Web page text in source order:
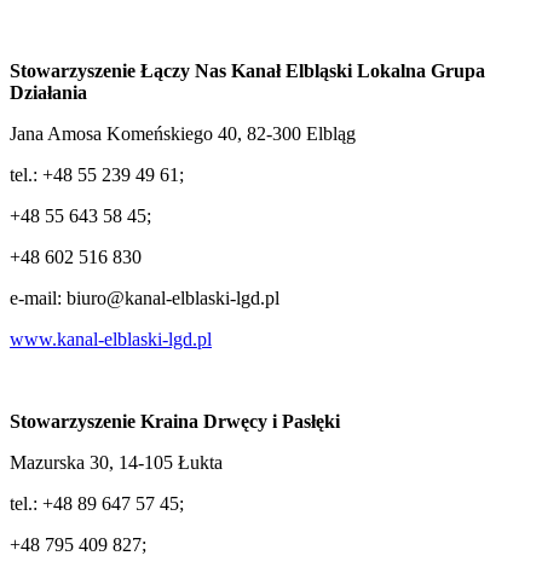
Stowarzyszenie Łączy Nas Kanał Elbląski Lokalna Grupa
Działania
Jana Amosa Komeńskiego 40, 82-300 Elbląg
tel.: +48 55 239 49 61;
+48 55 643 58 45;
+48 602 516 830
e-mail: biuro@kanal-elblaski-lgd.pl
www.kanal-elblaski-lgd.pl
Stowarzyszenie Kraina Drwęcy i Pasłęki
Mazurska 30, 14-105 Łukta
tel.: +48 89 647 57 45;
+48 795 409 827;